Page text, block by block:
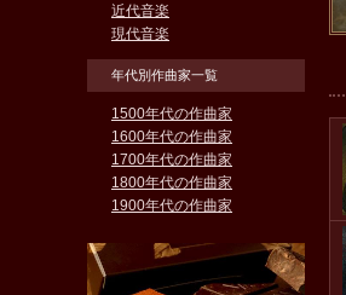
近代音楽
現代音楽
年代別作曲家一覧
1500年代の作曲家
1600年代の作曲家
1700年代の作曲家
1800年代の作曲家
1900年代の作曲家